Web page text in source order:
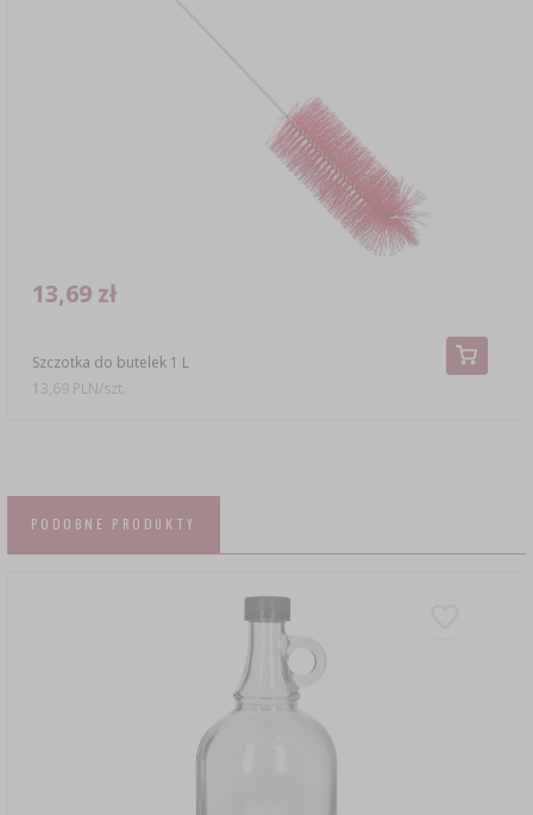
Szczotka do butelek 1 L
13,69 zł
13,69 PLN/szt.
PODOBNE PRODUKTY